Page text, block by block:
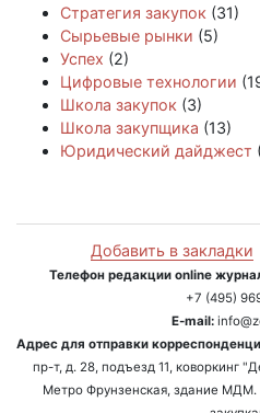
Стратегия закупок (31)
Сырьевые рынки (5)
Успех (2)
Цифровые технологии
Школа закупок (3)
Школа закупщика (13)
Юридический дайджест
Добавить в закладки
Телефон редакции online
+7 (495)
E-mail:
Адрес для отправки
пр-т, д. 28, подъезд 11, коворкинг
Метро Фрунзенская, здание